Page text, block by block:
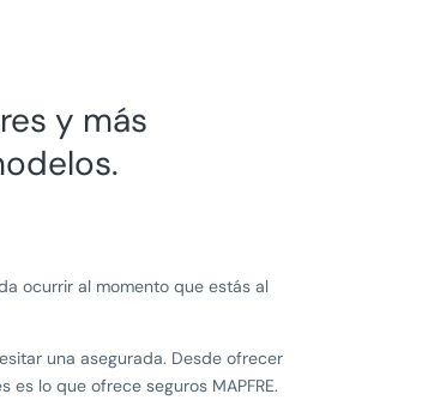
y más
ocurrir al momento que estás al
una asegurada. Desde ofrecer
lo que ofrece seguros MAPFRE.